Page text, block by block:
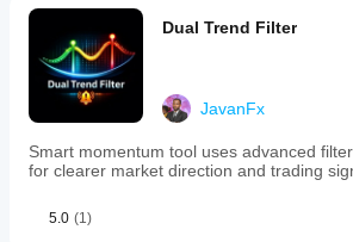
Dual Trend Filter
JavanFx
Smart momentum tool uses advanced
for clearer market direction and trading
5.0 (1)